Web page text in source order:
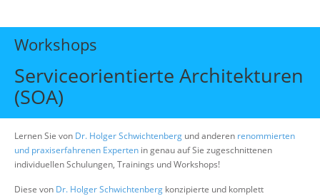
Start
Themen
Beratung
Offene Seminare
Wissen
Workshops
Serviceorientierte Architekturen
(SOA)
Lernen Sie von Dr. Holger Schwichtenberg und anderen renommierten
und praxiserfahrenen Experten in genau auf Sie zugeschnittenen
individuellen Schulungen, Trainings und Workshops!
Diese von Dr. Holger Schwichtenberg konzipierte und komplett